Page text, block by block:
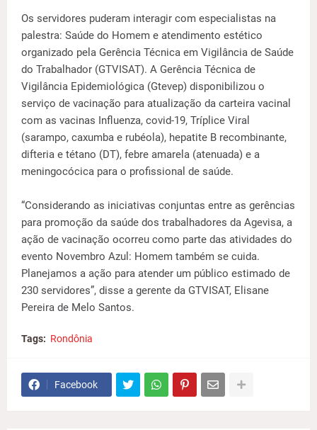
Os servidores puderam interagir com especialistas na
palestra: Saúde do Homem e atendimento estético
organizado pela Gerência Técnica em Vigilância de Saúde
do Trabalhador (GTVISAT). A Gerência Técnica de
Vigilância Epidemiológica (Gtevep) disponibilizou o
serviço de vacinação para atualização da carteira vacinal
com as vacinas Influenza, covid-19, Tríplice Viral
(sarampo, caxumba e rubéola), hepatite B recombinante,
difteria e tétano (DT), febre amarela (atenuada) e a
meningocócica para o profissional de saúde.
“Considerando as iniciativas conjuntas entre as gerências
para promoção da saúde dos trabalhadores da Agevisa, a
ação de vacinação ocorreu como parte das atividades do
evento Novembro Azul: Homem também se cuida.
Planejamos a ação para atender um público estimado de
230 servidores”, disse a gerente da GTVISAT, Elisane
Pereira de Melo Santos.
Tags: Rondônia
Facebook